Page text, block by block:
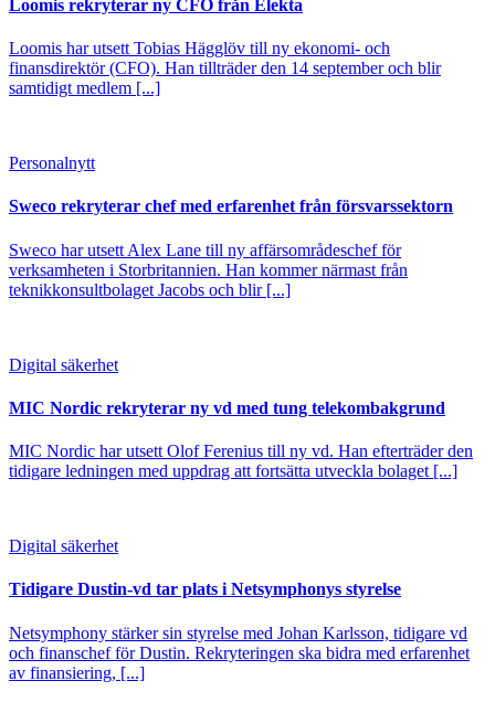
Loomis rekryterar ny CFO från Elekta
Loomis har utsett Tobias Hägglöv till ny ekonomi- och
finansdirektör (CFO). Han tillträder den 14 september och blir
samtidigt medlem [...]
Personalnytt
Sweco rekryterar chef med erfarenhet från försvarssektorn
Sweco har utsett Alex Lane till ny affärsområdeschef för
verksamheten i Storbritannien. Han kommer närmast från
teknikkonsultbolaget Jacobs och blir [...]
Digital säkerhet
MIC Nordic rekryterar ny vd med tung telekombakgrund
MIC Nordic har utsett Olof Ferenius till ny vd. Han efterträder den
tidigare ledningen med uppdrag att fortsätta utveckla bolaget [...]
Digital säkerhet
Tidigare Dustin-vd tar plats i Netsymphonys styrelse
Netsymphony stärker sin styrelse med Johan Karlsson, tidigare vd
och finanschef för Dustin. Rekryteringen ska bidra med erfarenhet
av finansiering, [...]